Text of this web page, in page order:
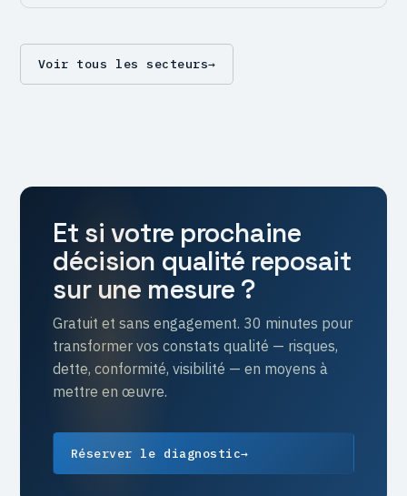
Voir tous les secteurs→
Et si votre prochaine
décision qualité reposait
sur une mesure ?
Gratuit et sans engagement. 30 minutes pour
transformer vos constats qualité — risques,
dette, conformité, visibilité — en moyens à
mettre en œuvre.
Réserver le diagnostic→